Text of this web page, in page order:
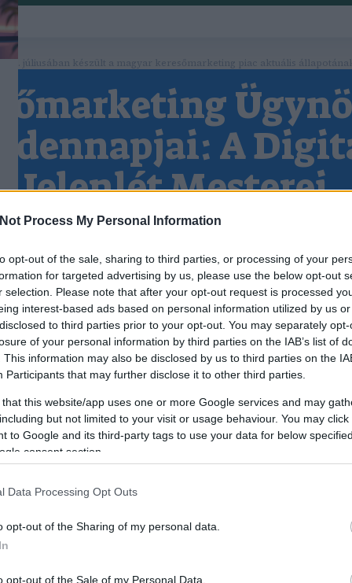
Process My Personal Information
opt-out of the sale, sharing to third parties, or processing of your
for targeted advertising by us, please use the below opt-out
selection. Please note that after your opt-out request is processed
interest-based ads based on personal information utilized by us
to third parties prior to your opt-out. You may separately
of your personal information by third parties on the IAB’s list of
This information may also be disclosed by us to third parties on the
Participants that may further disclose it to other third parties.
that this website/app uses one or more Google services and may
but not limited to your visit or usage behaviour. You may
to Google and its third-party tags to use your data for below
consent section.
Data Processing Opt Outs
opt-out of the Sharing of my personal data.
opt-out of the Sale of my Personal Data.
júliusában készült a magyar keresőmarketing piac aktuális
A
Jelenlét Mesterei
Reggeli Értekezlet: Az Együttműködés Alapja
összegyűlnek, hogy megbeszéljék az aktuális
feladatokat és célokat.
Kulcsszókutatás: Az Alapok Megteremtése
az egyik legfontosabb lépés a
Az ügynökség szakemberei különböző
azokat a kulcsszavakat, amelyek a
generálhatják ügyfeleik számára.
Hirdetési Kampányok Tervezése és Indítása
lépés a hirdetési kampányok megtervezése és
kidolgozzák a kampányok stratégiáját,
célközönséget, és elkészítik a hirdetésszövegeket.
futása közben és azok lezárulta után az
és elemzik az eredményeket. Az adatok
KERESŐMARKETING ÜGYNÖKSÉG
BUDAPEST, ONLINE MARKETI
Keresőmarketing ügynökség Budapest az
online marketing 101 ügynökség segítségével.
Hívjon minket ingyenes tanácsadásért
Tel:+36706290690
BLOGAJÁNLÓ
Sok nőben felmerül egyszer a kérdés: vajon
Kíváncsiság, izgalom, bizonytalanság vagy akár
egy kis szégyenérzet is társulhat hozzá –